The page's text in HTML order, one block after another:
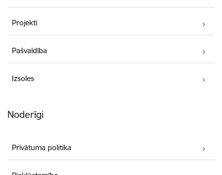
Projekti
Pašvaldība
Izsoles
Noderīgi
Privātuma politika